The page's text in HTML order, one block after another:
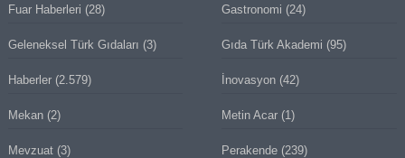
Fuar Haberleri (28) Gastronomi (24)
Geleneksel Türk Gıdaları (3) Gıda Türk Akademi (95)
Haberler(2.579) İnovasyon (42)
Mekan(2) Metin Acar (1)
Mevzuat(3) Perakende (239)